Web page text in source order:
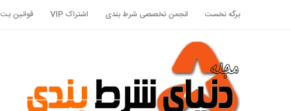
برگه نخست انجمن تخصصی شرط بندی اشتراک VIP قوانین بت